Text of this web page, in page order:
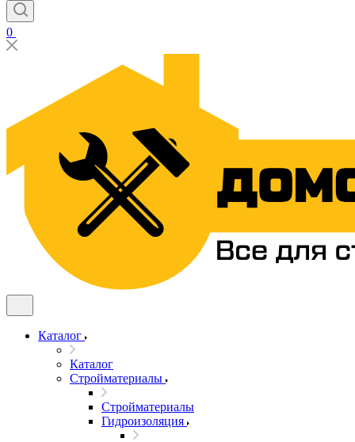
0
Каталог
Каталог
Стройматериалы
Стройматериалы
Гидроизоляция